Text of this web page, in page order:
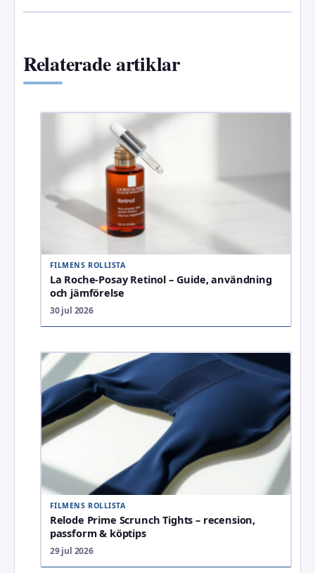
Relaterade artiklar
FILMENS ROLLISTA
La Roche-Posay Retinol – Guide, användning
och jämförelse
30 jul 2026
FILMENS ROLLISTA
Relode Prime Scrunch Tights – recension,
passform & köptips
29 jul 2026